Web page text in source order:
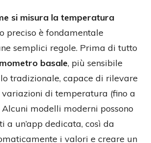
si misura la temperatura
preciso è fondamentale
semplici regole. Prima di tutto
basale, più sensibile
tradizionale, capace di rilevare
di temperatura (fino a
modelli moderni possono
a un’app dedicata, così da
i valori e creare un